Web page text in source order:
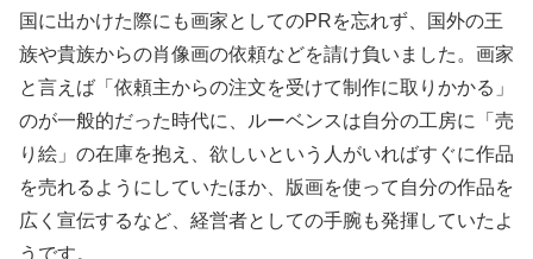
国に出かけた際にも画家としてのPRを忘れず、国外の王
族や貴族からの肖像画の依頼などを請け負いました。画家
と言えば「依頼主からの注文を受けて制作に取りかかる」
のが一般的だった時代に、ルーベンスは自分の工房に「売
り絵」の在庫を抱え、欲しいという人がいればすぐに作品
を売れるようにしていたほか、版画を使って自分の作品を
広く宣伝するなど、経営者としての手腕も発揮していたよ
うです。